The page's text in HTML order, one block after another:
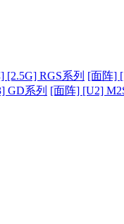
[2.5G] RGS系列 [面阵]
GD系列 [面阵] [U2]